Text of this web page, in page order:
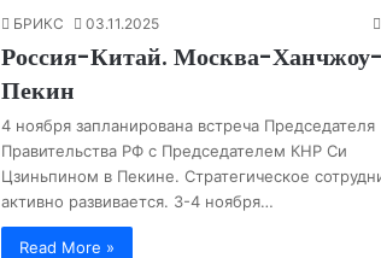
БРИКС 03.11.2025
Россия-Китай. Москва-Ханчжоу-
Пекин
4 ноября запланирована встреча Председателя
Правительства РФ с Председателем КНР Си
Цзиньпином в Пекине. Стратегическое
активно развивается. 3-4 ноября…
Read More »